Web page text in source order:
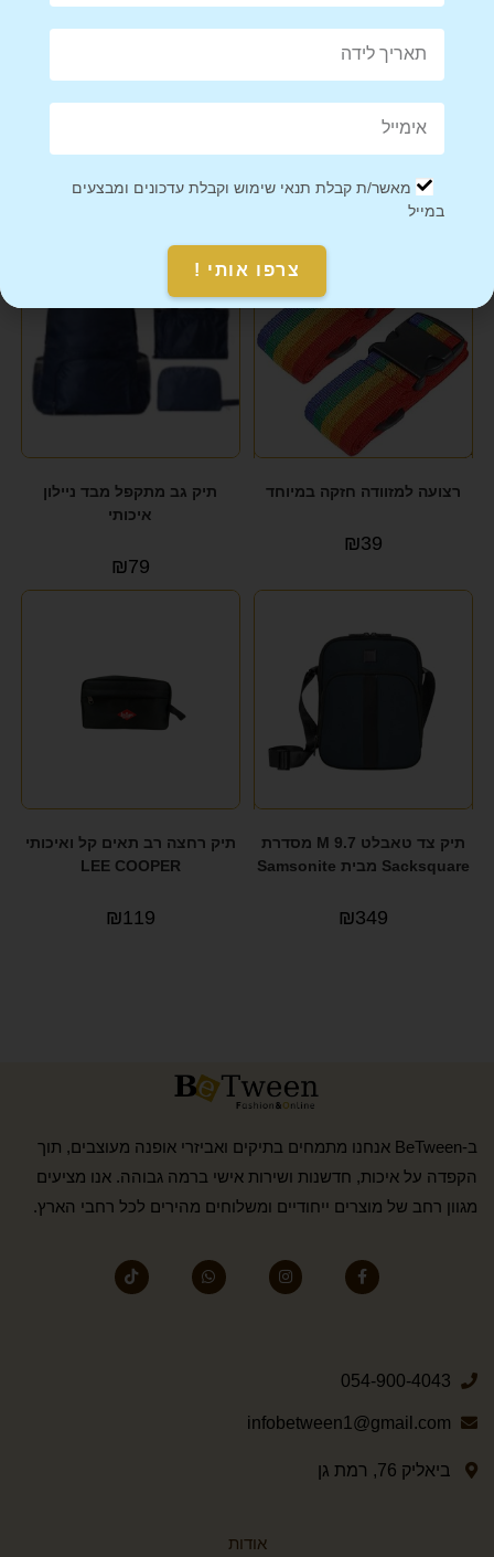
Pin This Product
Mail This Product
מוצרים קשורים
רצועה למזוודה חזקה במיוחד
₪39
תיק גב מתקפל מבד ניילון
איכותי
₪79
תיק צד טאבלט 9.7 M מסדרת
Sacksquare מבית Samsonite
₪349
תיק רחצה רב תאים קל ואיכותי
LEE COOPER
₪119
ב-BeTween אנחנו מתמחים בתיקים ואביזרי אופנה מעוצבים, תוך
הקפדה על איכות, חדשנות ושירות אישי ברמה גבוהה. אנו מציעים
מגוון רחב של מוצרים ייחודיים ומשלוחים מהירים לכל רחבי הארץ.
054-900-4043
infobetween1@gmail.com
ביאליק 76, רמת גן
אודות
מאשר/ת קבלת תנאי שימוש וקבלת עדכונים ומבצעים
במייל
צרפו אותי !